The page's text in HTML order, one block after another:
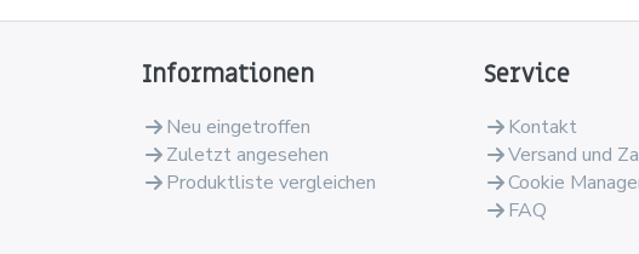
Informationen
Neu eingetroffen
Zuletzt angesehen
Produktliste vergleichen
Service
Kontakt
Versand und
Cookie
FAQ